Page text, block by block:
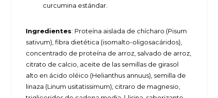
curcumina estándar.
Ingredientes: Proteína aislada de chícharo (Pisum
sativum), fibra dietética (isomalto-oligosacáridos),
concentrado de proteína de arroz, salvado de arroz,
citrato de calcio, aceite de las semillas de girasol
alto en ácido oléico (Helianthus annuus), semilla de
linaza (Linum usitatissimum), citraro de magnesio,